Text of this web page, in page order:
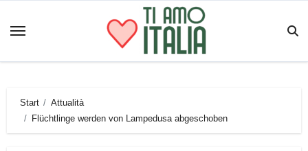
Inhalt
Start
Attualità
Flüchtlinge werden von Lampedusa abgeschoben